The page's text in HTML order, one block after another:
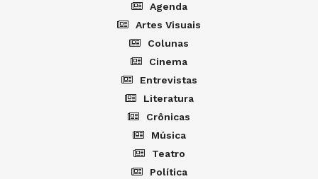
Agenda
Artes Visuais
Colunas
Cinema
Entrevistas
Literatura
Crônicas
Música
Teatro
Política